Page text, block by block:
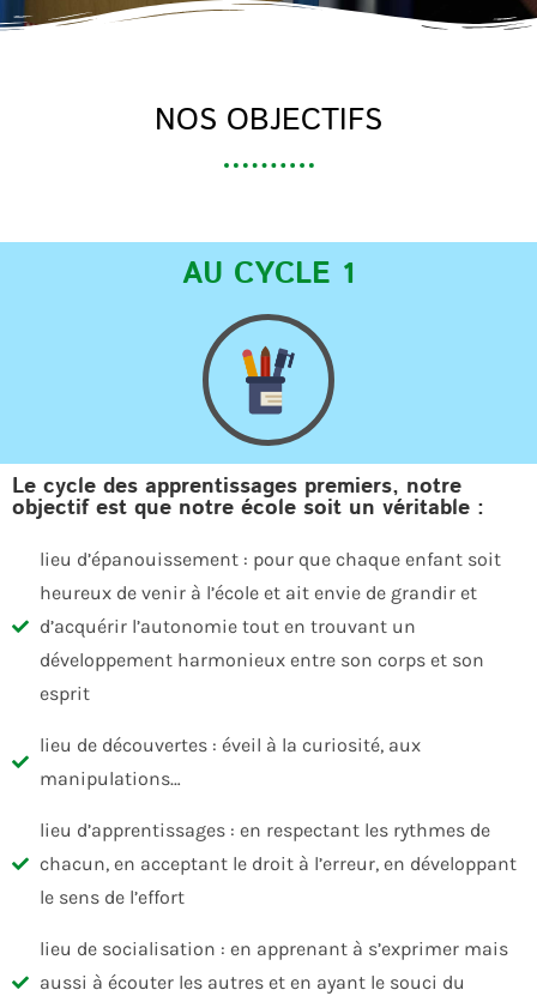
NOS OBJECTIFS
AU CYCLE 1
Le cycle des apprentissages premiers, notre
objectif est que notre école soit un véritable :
lieu d’épanouissement : pour que chaque enfant soit
heureux de venir à l’école et ait envie de grandir et
d’acquérir l’autonomie tout en trouvant un
développement harmonieux entre son corps et son
esprit
lieu de découvertes : éveil à la curiosité, aux
manipulations…
lieu d’apprentissages : en respectant les rythmes de
chacun, en acceptant le droit à l’erreur, en développant
le sens de l’effort
lieu de socialisation : en apprenant à s’exprimer mais
aussi à écouter les autres et en ayant le souci du